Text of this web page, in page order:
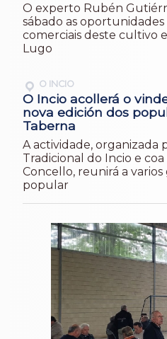
O experto Rubén
sábado as
comerciais deste cultivo
Lugo
O INCIO
O Incio acollerá o
nova edición dos
Taberna
A actividade, organizada
Tradicional do Incio e
Concello, reunirá a
popular